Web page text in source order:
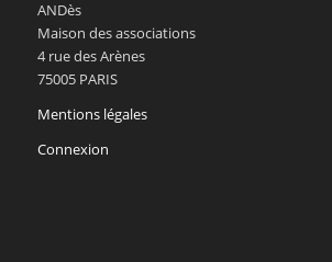
ANDès
Maison des associations
4 rue des Arènes
75005 PARIS
Mentions légales
Connexion